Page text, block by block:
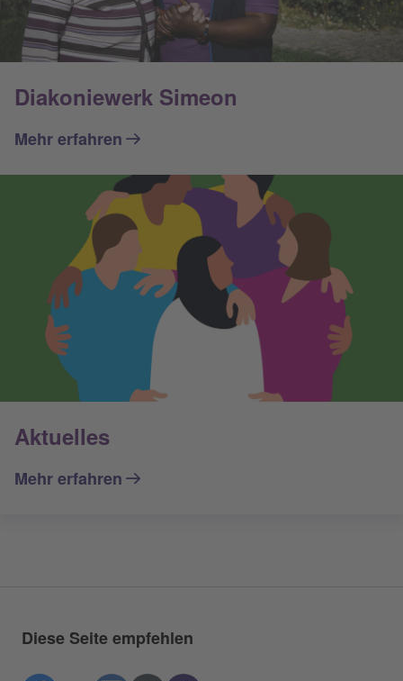
Diakoniewerk Simeon
Mehr erfahren
Aktuelles
Mehr erfahren
Diese Seite empfehlen